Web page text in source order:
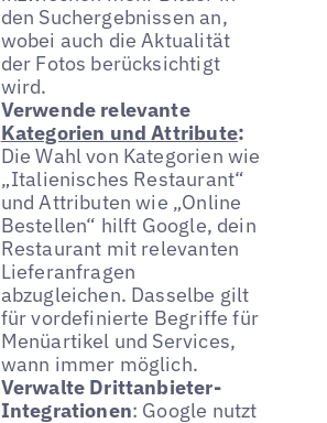
den Suchergebnissen an,
wobei auch die Aktualität
der Fotos berücksichtigt
wird.
Verwende relevante
Kategorien und Attribute:
Die Wahl von Kategorien wie
„Italienisches Restaurant“
und Attributen wie „Online
Bestellen“ hilft Google, dein
Restaurant mit relevanten
Lieferanfragen
abzugleichen. Dasselbe gilt
für vordefinierte Begriffe für
Menüartikel und Services,
wann immer möglich.
Verwalte Drittanbieter-
Integrationen: Google nutzt